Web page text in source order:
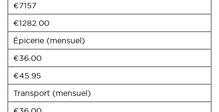
€7157
€1282.00
Épicerie (mensuel)
€36.00
€45.95
Transport (mensuel)